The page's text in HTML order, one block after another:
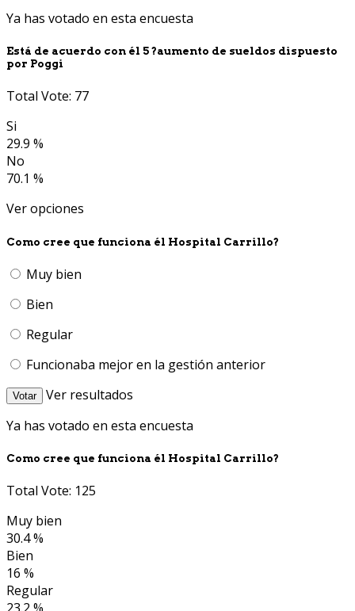
Ya has votado en esta encuesta
Está de acuerdo con él 5 ?aumento de sueldos dispuesto
por Poggi
Total Vote: 77
Si
29.9 %
No
70.1 %
Ver opciones
Como cree que funciona él Hospital Carrillo?
Muy bien
Bien
Regular
Funcionaba mejor en la gestión anterior
Votar
Ver resultados
Ya has votado en esta encuesta
Como cree que funciona él Hospital Carrillo?
Total Vote: 125
Muy bien
30.4 %
Bien
16 %
Regular